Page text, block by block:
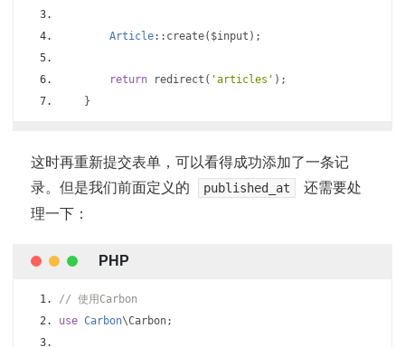
Article:: create( $input );
return redirect ( 'articles' );
}
这时再重新提交表单，可以看得成功添加了一条记
录。但是我们前面定义的
published_at
还需要处
理一下：
// 使用Carbon
use Carbon\Carbon;